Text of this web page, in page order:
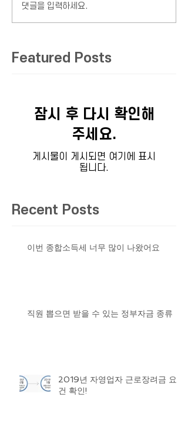
댓글을 입력하세요.
Featured Posts
잠시 후 다시 확인해
주세요.
게시물이 게시되면 여기에 표시
됩니다.
Recent Posts
이번 종합소득세 너무 많이 나왔어요
직원 뽑으면 받을 수 있는 정부자금 종류
2019년 자영업자 근로장려금 요
건 확인!